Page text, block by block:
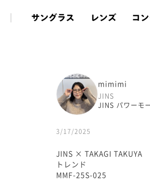
サングラス レンズ コ
mimimi
JINS
JINS パワーモ
3/17/2025
JINS × TAKAGI TAKUYA
トレンド
MMF-25S-025